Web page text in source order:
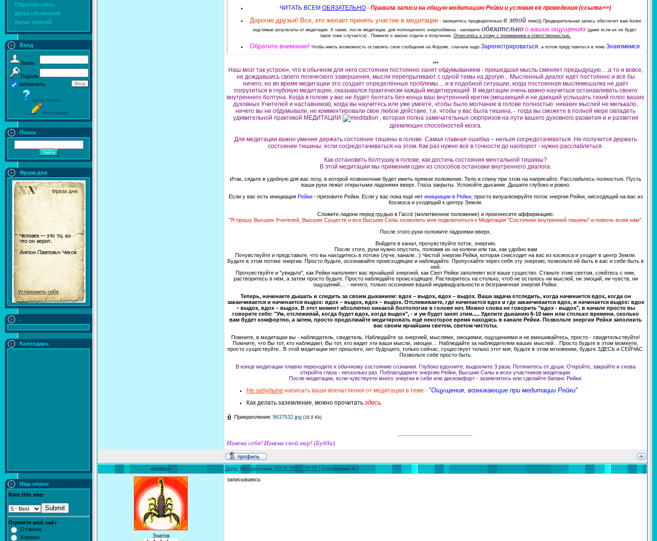
Обратная связь
Доска объявлений
Архив записей
Вход
Логин
Пароль
запомнить
Забыл пароль
Регистрация
Поиск
Фраза дня
.
Календарь
Наш опрос
Rate this site:
Submit
Оцените мой сайт
Отлично
Хорошо
ЧИТАТЬ ВСЕМ ОБЯЗАТЕЛЬНО - Правила записи на общую медитацию Рейки и условия её проведения (ссылка>>)
Дорогие друзья! Все, кто желает принять участие в медитации - запишитесь предварительно в этойтеме))) Предварительная запись обеспечит вам более
ощутимые результаты от медитации. А также, после медитации, для полноценного энергообмена - напишите обязательно о ваших ощущениях (даже если их не будет
такое тоже случается) . Помните о законе отдачи и получения. Отнеситесь к этому с пониманием и ответственностью.
Обратите внимание! Чтобы иметь возможность оставлять свои сообщения на Форуме, сначала надо Зарегистрироваться, а потом представиться в теме Знакомимся.
***
Наш мозг так устроен, что в обычном для него состоянии постоянно занят обдумыванием - пришедшая мысль сменяет предыдущую.....а то и вовсе,
не дождавшись своего логического завершения, мысли перепрыгивают с одной темы на другую... Мысленный диалог идёт постоянно и всё бы
ничего, но во время медитации это создаёт определённые проблемы.....и в подобной ситуации, когда постоянная мыслемешалка не даёт
погрузиться в глубокую медитацию, оказывался практически каждый медитирующий. В медитации очень важно научиться останавливать своего
внутреннего болтуна. Когда в голове у вас не будет болтать без конца ваш внутренний критик (мешающий и не дающий услышать тихий голос ваших
духовных Учителей и наставников), когда вы научитесь или уже умеете, чтобы было молчание в голове полностью: никаких мыслей не мелькало,
ничего вы не обдумывали, не комментировали свое любое действие, т.е. чтобы у вас была тишина, - тогда вы сможете в полной мере овладеть
удивительной практикой МЕДИТАЦИИ
, которая полна замечательных сюрпризов на пути вашего духовного развития и и развития
дремлющих способностей мозга.
Для медитации важно умение держать состояние тишины в голове. Самая главная ошибка – нельзя сосредотачиваться. Не получится держать
состояние тишины, если сосредотачиваться на этом. Как раз нужно всё в точности до наоборот - нужно расслабляться.
Как остановить болтушку в голове, как достичь состояния ментальной тишины?
В этой медитации мы применим один из способов остановки внутреннего диалога.
Итак, сядьте в удобную для вас позу, в которой позвоночник будет иметь прямое положение. Тело и спину при этом на напрягайте. Расслабьтесь полностью. Пусть
ваши руки лежат открытыми ладонями вверх. Глаза закрыты. Успокойте дыхание. Дышите глубоко и ровно.
Если у вас есть инициация Рейки- призовите Рейки. Если у вас пока ещё нет инициации в Рейки, просто визуализируйте поток энергии Рейки, нисходящий на вас из
Космоса и уходящий к центру Земли.
Сложите ладони перед грудью в Гассё (молитвенное положение) и произнесите аффирмацию:
"Я прошу Высших Учителей, Высших Существ и все Высшие Силы позволить мне подключиться к Медитации "Состояние внутренней тишины" и помочь всем нам".
После этого руки положите ладонями вверх.
Войдите в канал, прочувствуйте поток, энергию.
После этого, руки нужно опустить, положив их на колени или так, как удобно вам
Почувствуйте и представьте, что вы находитесь в потоке (луче, канале...) Чистой энергии Рейки, которая снисходит на вас из космоса и уходит в центр Земли.
Будьте в этом потоке энергии. Просто будьте, осознавайте происходящее и наблюдайте. Пропускайте через себя эту энергию, позвольте ей быть в вас и себе быть в
ней.
Прочувствуйте и "увидьте", как Рейки наполняет вас ярчайшей энергией, как Свет Рейки заполняет всё ваше существо. Станьте этим светом, слейтесь с ним,
растворитесь в нём, а затем просто будьте. Просто наблюдайте происходящее. Растворитесь на столько, чтоб не осталось ни мыслей, ни эмоций, ни чувств, ни
ощущений.... - ничего, только осознание вашей индивидуальности и безграничная энергия Рейки.
Теперь, начинаете дышать и следить за своим дыханием: вдох – выдох, вдох – выдох. Ваша задача отследить, когда начинается вдох, когда он
заканчивается и начинается выдох: вдох – выдох, вдох – выдох. Отслеживаете, где начинается вдох и где заканчивается вдох, и начинается выдох: вдох
– выдох, вдох – выдох. В этот момент абсолютно никакой болтологии в голове нет. Можно слова не говорить "вдох - выдох", в начале просто вы
говорите себе: "Ум, отслеживай, когда будет вдох, когда выдох", - и ум будет занят этим..... Уделите дыханию 6-10 мин или столько времени, сколько
вам будет комфортно, а затем, просто продолжайте медитировать ещё некоторое время находясь в канале Рейки. Позвольте энергии Рейки заполнить
вас своим ярчайшим светом, светом чистоты.
Помните, в медитации вы - наблюдатель, свидетель. Наблюдайте за энергией, мыслями, эмоциями, ощущениями и не вмешивайтесь, просто - свидетельствуйте!
Помните, что Вы тот, кто наблюдает, Вы тот, кто видит эти ваши мысли, эмоции.... Наблюдайте за наблюдателем ваших мыслей... Просто будьте в этом моменте,
просто существуйте.. В этой медитации нет прошлого, нет будущего, только сейчас, существует только этот миг, будьте в этом мгновении, будьте ЗДЕСЬ и СЕЙЧАС.
Позвольте себе просто быть.
В конце медитации плавно переходите к обычному состоянию сознания. Глубоко вдохните, выдохните 3 раза. Потянитесь от души. Откройте, закройте и снова
откройте глаза - несколько раз. Поблагодарите энергию Рейки, Высшие Силы и всех участников медитации.
После медитации, если чувствуете много энергии в себе или дискомфорт - заземлитесь или сделайте баланс Рейки.
Не забудьте написать ваши впечатления от медитации в теме - "Ощущения, возникающие при медитации Рейки"
Как делать заземление, можно прочитать здесь
Прикрепления: 9637532.jpg (16.8 Kb)
Измени себя! Измени свой мир! (Будда)
vladimir Дата: Воскресенье, 03.11.2013, 10:29 | Сообщение # 2
Знаток
записываюсь